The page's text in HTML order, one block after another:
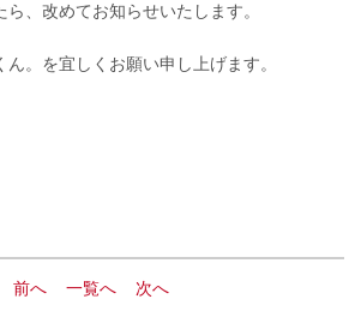
、改めてお知らせいたします。
。を宜しくお願い申し上げます。
前へ 一覧へ 次へ